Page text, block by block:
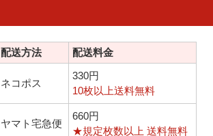
配送方法 配送料金
ネコポス
330円
10枚以上送料無料
ヤマト宅急便
660円
★規定枚数以上 送料無料